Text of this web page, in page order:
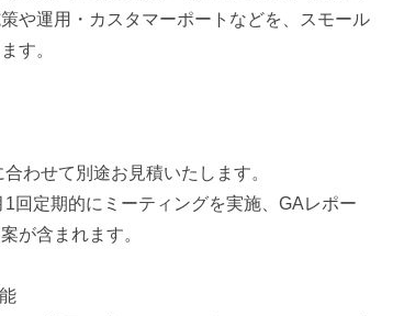
や運用・カスタマーポートなどを、スモール
す。
わせて別途お見積いたします。
回定期的にミーティングを実施、GAレポー
が含まれます。